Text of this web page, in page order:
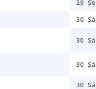
29
30
30
30
30